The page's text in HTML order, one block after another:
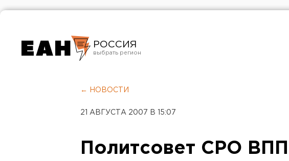
РОССИЯ
Челябинск
← НОВОСТИ
21 АВГУСТА 2007 В 15:07
Политсовет СРО ВПП